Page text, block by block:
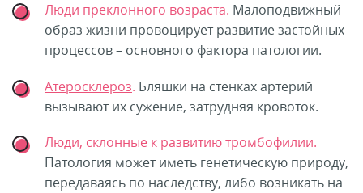
Люди преклонного возраста. Малоподвижный
образ жизни провоцирует развитие застойных
процессов – основного фактора патологии.
Атеросклероз. Бляшки на стенках артерий
вызывают их сужение, затрудняя кровоток.
Люди, склонные к развитию тромбофилии.
Патология может иметь генетическую природу,
передаваясь по наследству, либо возникать на